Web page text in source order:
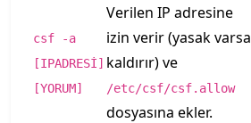
csf -a
[IPADRESİ]
[YORUM]
Verilen IP adresine
izin verir (yasak varsa
kaldırır) ve
/etc/csf/csf.allow
dosyasına ekler.